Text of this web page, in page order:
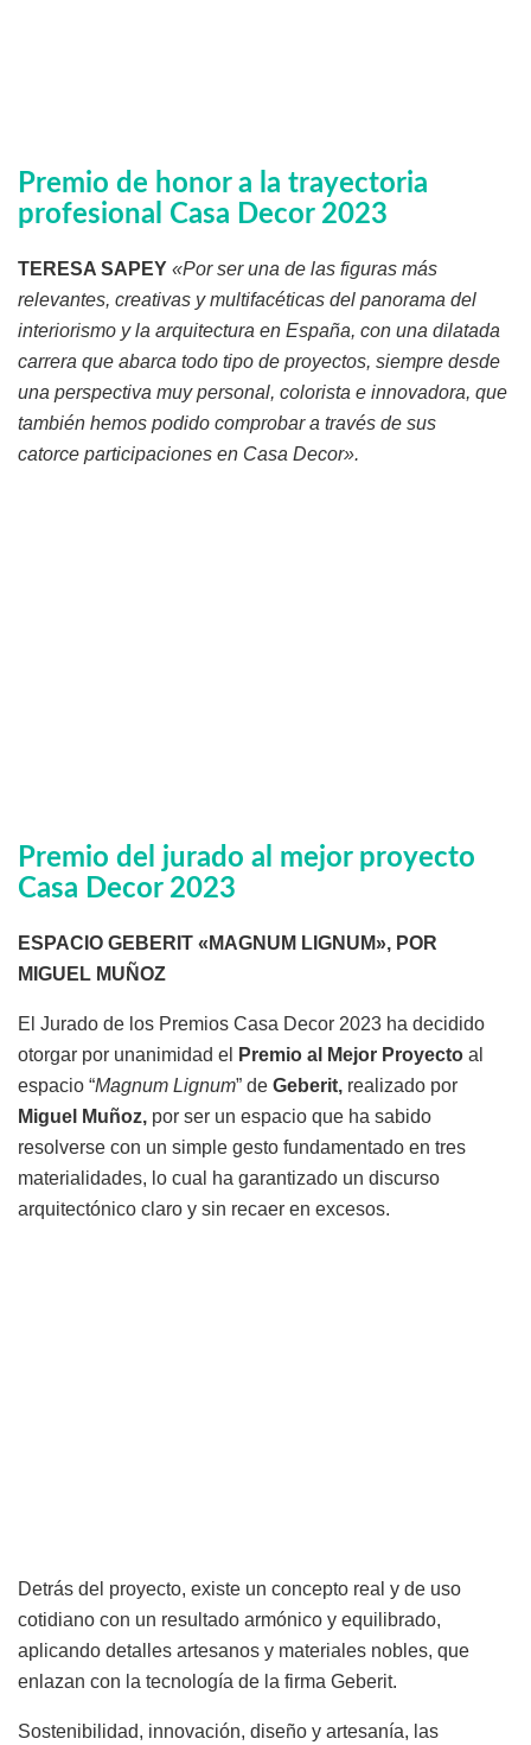
Premio de honor a la trayectoria
profesional Casa Decor 2023
TERESA SAPEY «Por ser una de las figuras más
relevantes, creativas y multifacéticas del panorama del
interiorismo y la arquitectura en España, con una dilatada
carrera que abarca todo tipo de proyectos, siempre desde
una perspectiva muy personal, colorista e innovadora, que
también hemos podido comprobar a través de sus
catorce participaciones en Casa Decor».
Premio del jurado al mejor proyecto
Casa Decor 2023
ESPACIO GEBERIT «MAGNUM LIGNUM», POR
MIGUEL MUÑOZ
El Jurado de los Premios Casa Decor 2023 ha decidido
otorgar por unanimidad el
Premio al Mejor Proyecto al
espacio “Magnum Lignum” de Geberit, realizado por
Miguel Muñoz, por ser un espacio que ha sabido
resolverse con un simple gesto fundamentado en tres
materialidades, lo cual ha garantizado un discurso
arquitectónico claro y sin recaer en excesos.
Detrás del proyecto, existe un concepto real y de uso
cotidiano con un resultado armónico y equilibrado,
aplicando detalles artesanos y materiales nobles, que
enlazan con la tecnología de la firma Geberit.
Sostenibilidad, innovación, diseño y artesanía, las